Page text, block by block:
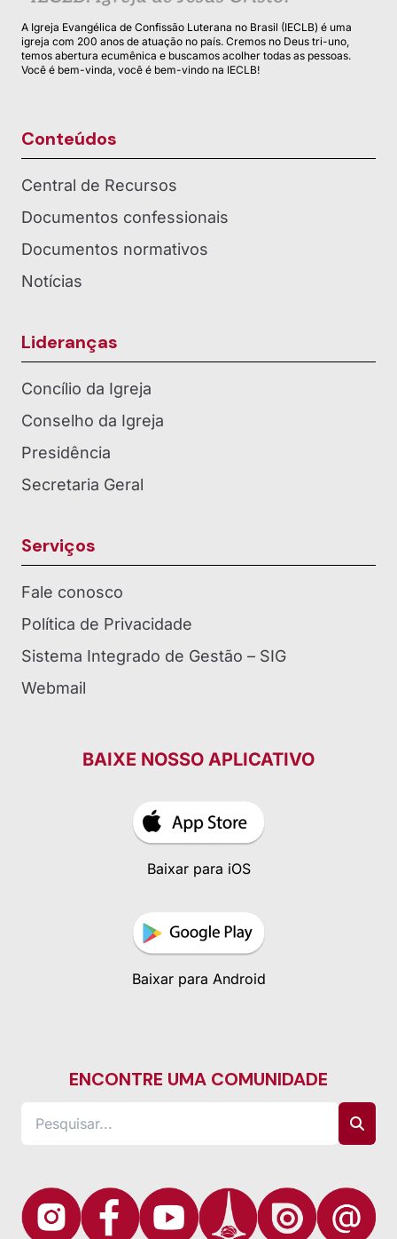
A Igreja Evangélica de Confissão Luterana no Brasil (IECLB) é uma
igreja com 200 anos de atuação no país. Cremos no Deus tri-uno,
temos abertura ecumênica e buscamos acolher todas as pessoas.
Você é bem-vinda, você é bem-vindo na IECLB!
Conteúdos
Central de Recursos
Documentos confessionais
Documentos normativos
Notícias
Lideranças
Concílio da Igreja
Conselho da Igreja
Presidência
Secretaria Geral
Serviços
Fale conosco
Política de Privacidade
Sistema Integrado de Gestão – SIG
Webmail
BAIXE NOSSO APLICATIVO
Baixar para iOS
Baixar para Android
ENCONTRE UMA COMUNIDADE